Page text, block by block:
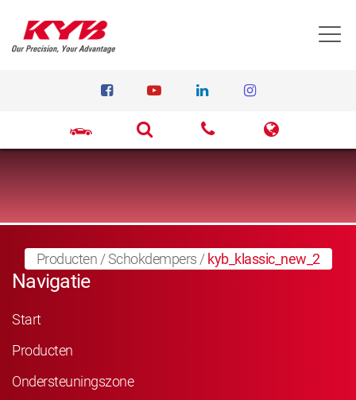
Producten /Schokdempers / kyb_klassic_new_2
Navigatie
Start
Producten
Ondersteuningszone